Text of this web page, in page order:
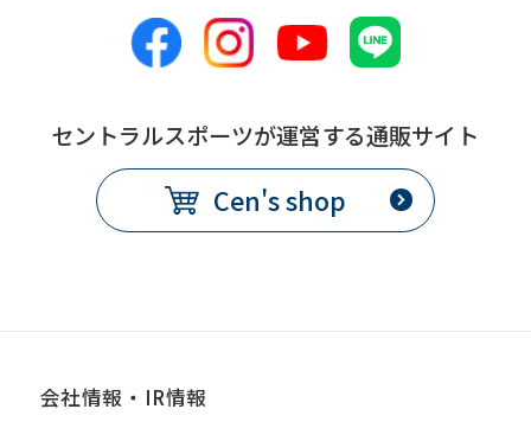
セントラルスポーツが運営する通販サイト
Cen's shop
会社情報・IR情報